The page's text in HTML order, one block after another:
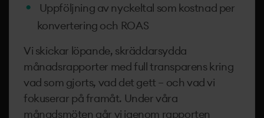
Uppföljning av nyckeltal som kostnad per
konvertering och ROAS
Vi skickar löpande, skräddarsydda
månadsrapporter med full transparens kring
vad som gjorts, vad det gett – och vad vi
fokuserar på framåt. Under våra
månadsmöten går vi igenom rapporten